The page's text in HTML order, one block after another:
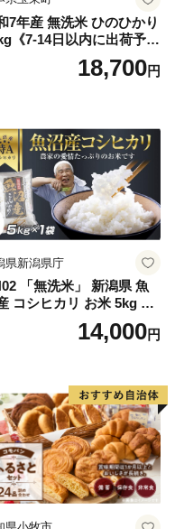
7年産 無洗米 ひのひかり
《7-14日以内に出荷予定
日祝除く)》コメ 米 無洗米
和7年産 高レビュー｜人気
18,700円
県新潟県庁
「無洗米」 新潟県 魚
コシヒカリ お米 5kg こ
かり 精米 米（お米の美
しい炊き方ガイド付き）
14,000円